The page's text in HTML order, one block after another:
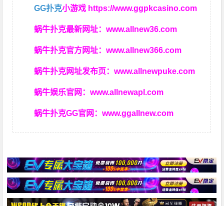
GG扑克小游戏 https://www.ggpkcasino.com
蜗牛扑克最新网址：www.allnew36.com
蜗牛扑克官方网址：www.allnew366.com
蜗牛扑克网址发布页：www.allnewpuke.com
蜗牛娱乐官网：www.allnewapl.com
蜗牛扑克GG官网：www.ggallnew.com